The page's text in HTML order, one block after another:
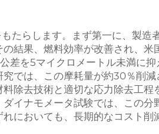
たらします。まず第一に、製造
結果、燃料効率が改善され、米
を5マイクロメートル未満に
では、この摩耗量が約30％削
除去技術と適切な応力除去工程
イナモメータ試験では、この
においても、長期的なコスト削